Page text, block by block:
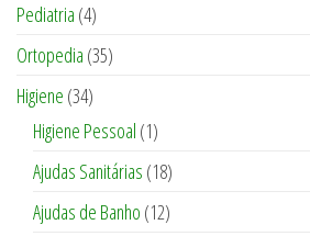
Pediatria (4)
Ortopedia (35)
Higiene (34)
Higiene Pessoal (1)
Ajudas Sanitárias (18)
Ajudas de Banho (12)